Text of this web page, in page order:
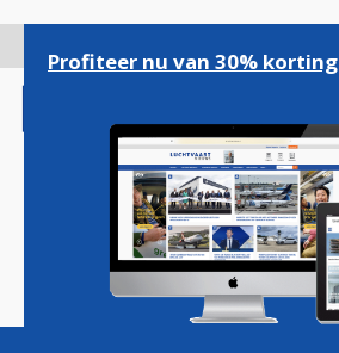
gaan
Magazine Podcasts
Profiteer nu van 30% korting